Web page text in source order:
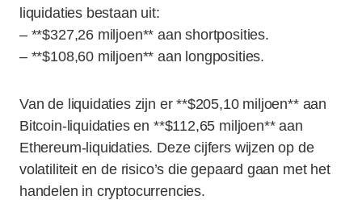
liquidaties bestaan uit:
– **$327,26 miljoen** aan shortposities.
– **$108,60 miljoen** aan longposities.
Van de liquidaties zijn er **$205,10 miljoen** aan
Bitcoin-liquidaties en **$112,65 miljoen** aan
Ethereum-liquidaties. Deze cijfers wijzen op de
volatiliteit en de risico’s die gepaard gaan met het
handelen in cryptocurrencies.